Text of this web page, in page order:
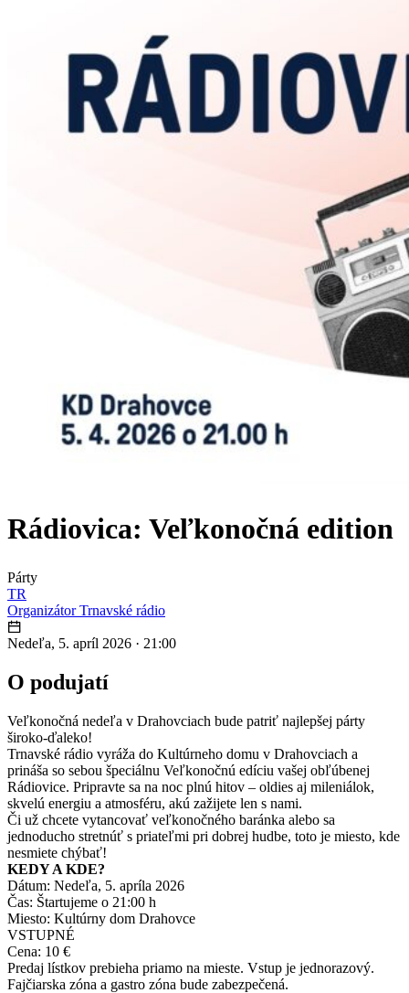
Rádiovica: Veľkonočná edition
Párty
TR
Organizátor Trnavské rádio
Nedeľa, 5. apríl 2026 · 21:00
O podujatí
Veľkonočná nedeľa v Drahovciach bude patriť najlepšej párty
široko-ďaleko!
Trnavské rádio vyráža do Kultúrneho domu v Drahovciach a
prináša so sebou špeciálnu Veľkonočnú edíciu vašej obľúbenej
Rádiovice. Pripravte sa na noc plnú hitov – oldies aj mileniálok,
skvelú energiu a atmosféru, akú zažijete len s nami.
Či už chcete vytancovať veľkonočného baránka alebo sa
jednoducho stretnúť s priateľmi pri dobrej hudbe, toto je miesto, kde
nesmiete chýbať!
KEDY A KDE?
Dátum: Nedeľa, 5. apríla 2026
Čas: Štartujeme o 21:00 h
Miesto: Kultúrny dom Drahovce
VSTUPNÉ
Cena: 10 €
Predaj lístkov prebieha priamo na mieste. Vstup je jednorazový.
Fajčiarska zóna a gastro zóna bude zabezpečená.